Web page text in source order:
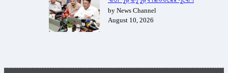
by News Channel
August 10, 2026